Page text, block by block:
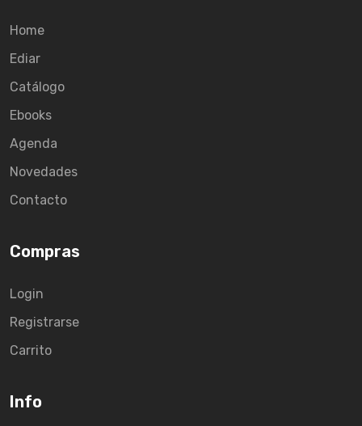
Home
Ediar
Catálogo
Ebooks
Agenda
Novedades
Contacto
Compras
Login
Registrarse
Carrito
Info